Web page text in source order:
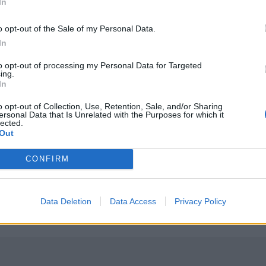
opt-out of the Sale of my Personal Data.
opt-out of processing my Personal Data for Targeted
opt-out of Collection, Use, Retention, Sale, and/or Sharing
Data that Is Unrelated with the Purposes for which it
CONFIRM
Data Deletion Data Access Privacy Policy
το Σούπερ Καπ
κόσμο του ΟΦΗ για το Σούπερ Καπ
ΟΦΗ: Αυτός πρέπει να είναι, καταρχήν, ο στόχος στο
SPORTS 08:15
ΟΦΗ: Αυτός πρέπει να είναι,
ΟΦΗ: Αυτός πρέπει να είναι,
από 48 ώρες για το Σούπερ Καπ
εισιτήρια σε λιγότερο από 48 ώρες για το Σούπερ Καπ
SPORTS
Σούπερ Καπ: Ελεύθερη η πώληση
των εισιτηρίων για τον κόσμο του
ΟΦΗ